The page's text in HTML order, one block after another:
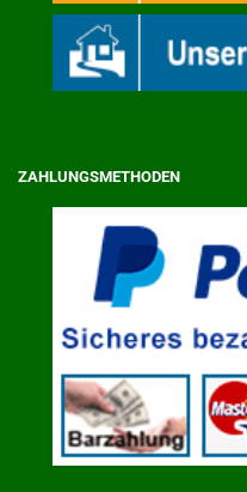
ZAHLUNGSMETHODEN